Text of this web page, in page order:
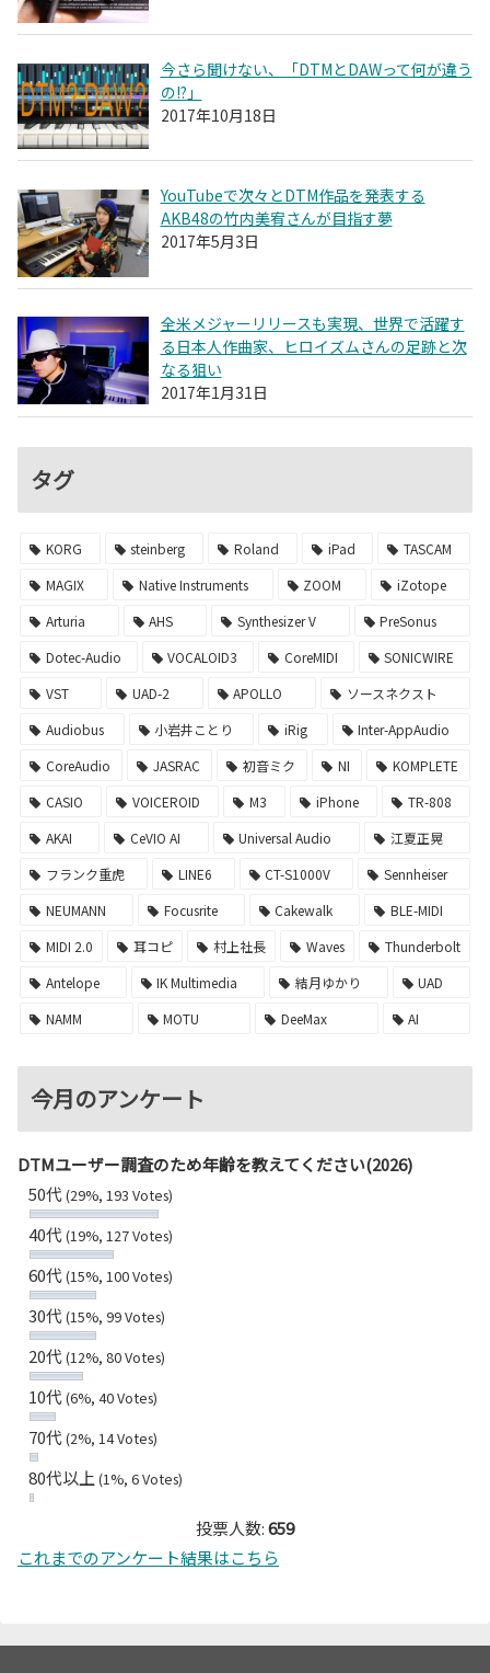
今さら聞けない、「DTMとDAWって何が違う
の!?」
2017年10月18日
YouTubeで次々とDTM作品を発表する
AKB48の竹内美宥さんが目指す夢
2017年5月3日
全米メジャーリリースも実現、世界で活躍す
る日本人作曲家、ヒロイズムさんの足跡と次
なる狙い
2017年1月31日
タグ
KORG steinberg Roland iPad
TASCAM
MAGIX
Native Instruments ZOOM
iZotope
Arturia
AHS Synthesizer V
PreSonus
Dotec-Audio
VOCALOID3 CoreMIDI
SONICWIRE
VST
UAD-2 APOLLO
ソースネクスト
Audiobus
小岩井ことり iRig
Inter-AppAudio
CoreAudio
JASRAC 初音ミク NI
KOMPLETE
CASIO
VOICEROID M3 iPhone
TR-808
AKAI
CeVIO AI Universal Audio
江夏正晃
フランク重虎
LINE6 CT-S1000V
Sennheiser
NEUMANN
Focusrite Cakewalk
BLE-MIDI
MIDI 2.0
耳コピ 村上社長 Waves
Thunderbolt
Antelope
IK Multimedia 結月ゆかり
UAD
NAMM
MOTU DeeMax AI
今月のアンケート
DTMユーザー調査のため年齢を教えてください(2026)
50代(29%, 193 Votes)
40代(19%, 127 Votes)
60代(15%, 100 Votes)
30代(15%, 99 Votes)
20代(12%, 80 Votes)
10代(6%, 40 Votes)
70代(2%, 14 Votes)
80代以上 (1%, 6 Votes)
投票人数:659
これまでのアンケート結果はこちら